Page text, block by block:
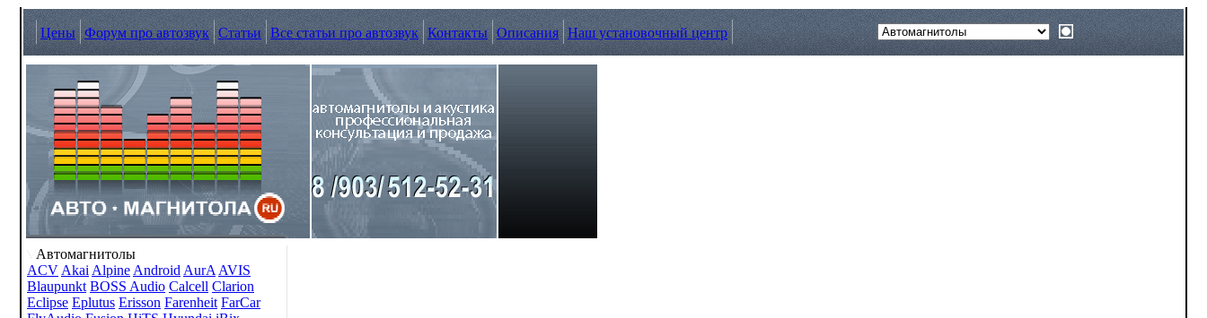
Цены Форум про автозвук Статьи Все статьи про автозвук Контакты Описания Наш установочный центр
Автомагнитолы
ACV Akai Alpine Android AurA AVIS
Blaupunkt BOSS Audio Calcell Clarion
Eclipse Eplutus Erisson Farenheit FarCar